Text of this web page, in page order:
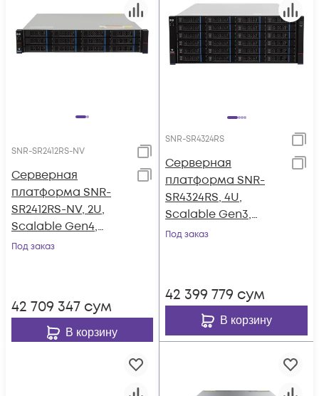
SNR-SR2412RS-NV
Серверная
платформа SNR-
SR2412RS-NV, 2U,
Scalable Gen4,
DDR5,
Под заказ
42 709 347 сум
В корзину
SNR-SR4324RS
Серверная
платформа SNR-
SR4324RS, 4U,
Scalable Gen3,
DDR4, 24xHDD,
Под заказ
42 399 779 сум
В корзину